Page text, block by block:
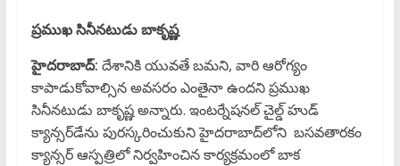
ప్రముఖ సినీనటుడు బాకృష్ణ
హైదరాబాద్‌: దేశానికి యువతే బమని, వారి ఆరోగ్యం
కాపాడుకోవాల్సిన అవసరం ఎంతైనా ఉందని ప్రముఖ
సినీనటుడు బాకృష్ణ అన్నారు. ఇంటర్నేషనల్‌ చైల్డ్‌ హుడ్‌
క్యాన్సర్‌డేను పురస్కరించుకుని హైదరాబాద్‌లోని బసవతారకం
క్యాన్సర్‌ ఆస్పత్రిలో నిర్వహించిన కార్యక్రమంలో బాక